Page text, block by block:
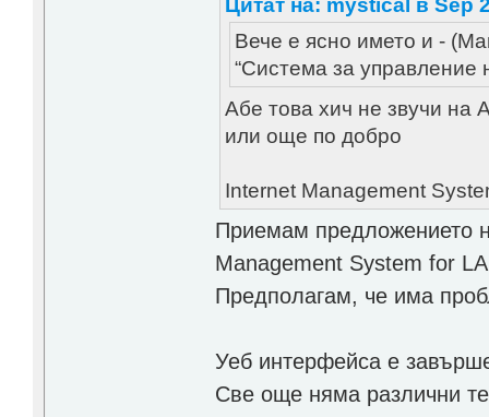
Цитат на: mystical в Sep
Вече е ясно името и -
“Система за управление
Абе това хич не звучи на
или още по добро
Internet Management
Приемам предложението
Management System for
Предполагам, че има
Уеб интерфейса е
Све още няма различни